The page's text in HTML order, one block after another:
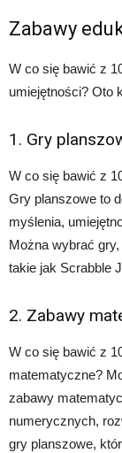
Zabawy
W co się bawić z
umiejętności? Oto
1. Gry
W co się bawić z
Gry planszowe to
myślenia,
Można wybrać
takie jak Scrabble
2. Zabawy
W co się bawić z
matematyczne?
zabawy
numerycznych,
gry planszowe,